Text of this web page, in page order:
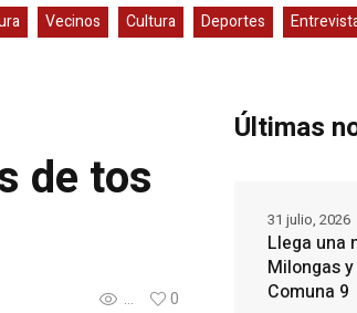
Vecinos Cultura Deportes
de tos
... 0
Últimas
Llega una
Milongas
Comuna 9
31 julio, 2026